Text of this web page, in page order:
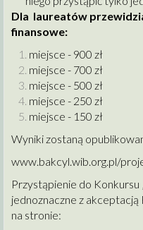
Dla laureatów
finansowe:
miejsce - 900 zł
miejsce - 700 zł
miejsce - 500 zł
miejsce - 250 zł
miejsce - 150 zł
Wyniki zostaną
www.bakcyl.wib.org.pl/
Przystąpienie do Konkursu
jednoznaczne z
na stronie: